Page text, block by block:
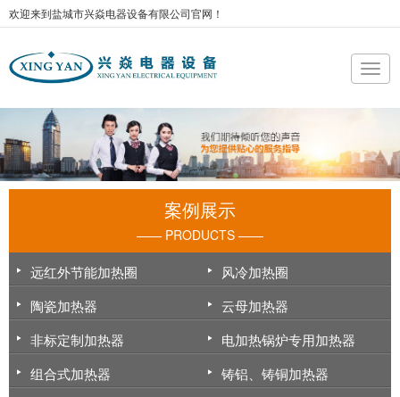
欢迎来到盐城市兴焱电器设备有限公司官网！
案例展示
—— PRODUCTS ——
远红外节能加热圈
风冷加热圈
陶瓷加热器
云母加热器
非标定制加热器
电加热锅炉专用加热器
组合式加热器
铸铝、铸铜加热器